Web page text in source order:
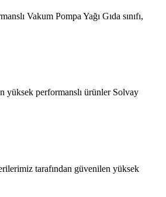
Vakum Pompa Yağı Gıda sınıfı,
yüksek performanslı ürünler Solvay
tarafından güvenilen yüksek